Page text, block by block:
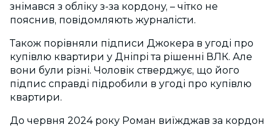
знімався з обліку з-за кордону, – чітко не
пояснив, повідомляють журналісти.
Також порівняли підписи Джокера в угоді про
купівлю квартири у Дніпрі та рішенні ВЛК. Але
вони були різні. Чоловік стверджує, що його
підпис справді підробили в угоді про купівлю
квартири.
До червня 2024 року Роман виїжджав за кордон